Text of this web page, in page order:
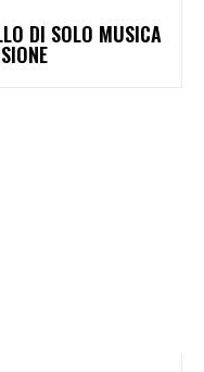
DI SOLO MUSICA